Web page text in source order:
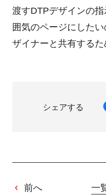
渡すDTPデザインの
囲気のページにした
ザイナーと共有するた
シェアする
前へ 一